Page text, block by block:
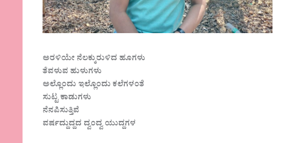
ಅರಳಿಯೇ ನೆಲಕ್ಕುರುಳಿದ ಹೂಗಳು
ತೆವಳುವ ಹುಳುಗಳು
ಅಲ್ಲೊಂದು ಇಲ್ಲೊಂದು ಕಲೆಗಳಂತೆ
ಸುಟ್ಟ ಕಾಡುಗಳು
ನೆನಪಿಸುತ್ತಿವೆ
ವರ್ಷದ್ದುದ್ದದ ದ್ವಂದ್ವ ಯುದ್ದಗಳ